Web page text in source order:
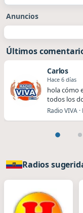
Anuncios
Últimos
Carlos
Hace 6 días
hola cómo
todos los
Radio VIVA
Radios